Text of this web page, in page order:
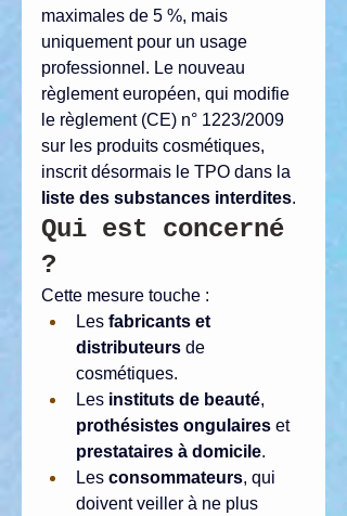
maximales de 5 %, mais
uniquement pour un usage
professionnel. Le nouveau
règlement européen, qui modifie
le règlement (CE) n° 1223/2009
sur les produits cosmétiques,
inscrit désormais le TPO dans la
liste des substances interdites.
Qui est concerné
?
Cette mesure touche :
Les fabricants et
distributeurs de
cosmétiques.
Les instituts de beauté,
prothésistes ongulaires et
prestataires à domicile.
Les consommateurs, qui
doivent veiller à ne plus